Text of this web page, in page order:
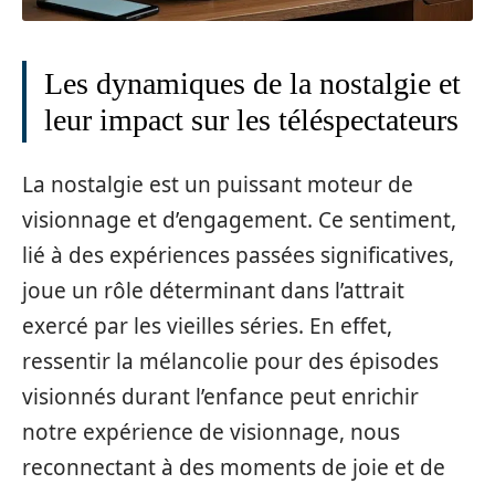
Les dynamiques de la nostalgie et
leur impact sur les téléspectateurs
La nostalgie est un puissant moteur de
visionnage et d’engagement. Ce sentiment,
lié à des expériences passées significatives,
joue un rôle déterminant dans l’attrait
exercé par les vieilles séries. En effet,
ressentir la mélancolie pour des épisodes
visionnés durant l’enfance peut enrichir
notre expérience de visionnage, nous
reconnectant à des moments de joie et de